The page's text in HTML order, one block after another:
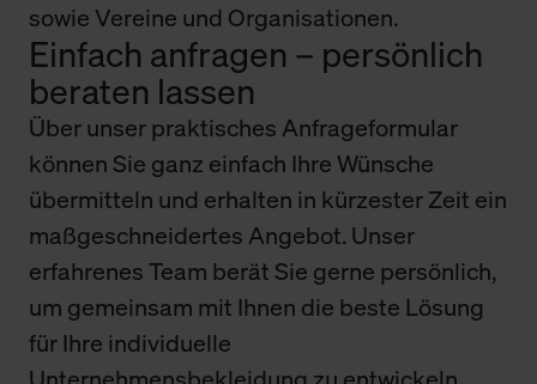
sowie Vereine und Organisationen.
Einfach anfragen – persönlich
beraten lassen
Über unser praktisches Anfrageformular
können Sie ganz einfach Ihre Wünsche
übermitteln und erhalten in kürzester Zeit ein
maßgeschneidertes Angebot. Unser
erfahrenes Team berät Sie gerne persönlich,
um gemeinsam mit Ihnen die beste Lösung
für Ihre individuelle